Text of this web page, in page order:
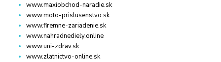
www.maxiobchod-naradie.sk
www.moto-prislusenstvo.sk
www.firemne-zariadenie.sk
www.nahradnediely.online
www.uni-zdrav.sk
www.zlatnictvo-online.sk